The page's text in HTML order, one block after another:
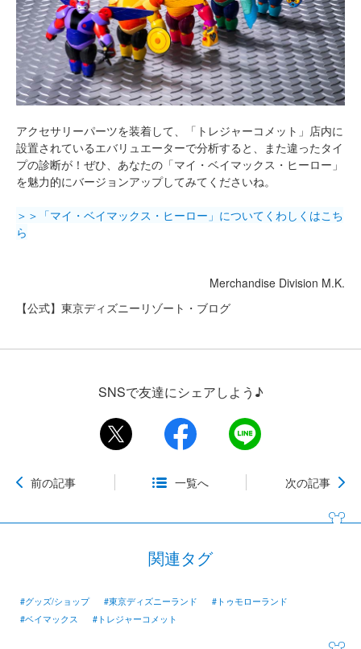
アクセサリーパーツを装着して、「トレジャーコメット」店内に
設置されているエバリュエーターで分析すると、また違ったタイ
プの診断が！ぜひ、あなたの「マイ・ベイマックス・ヒーロー」
を魅力的にバージョンアップしてみてくださいね。
＞＞「マイ・ベイマックス・ヒーロー」についてくわしくはこち
ら
Merchandise Division M.K.
【公式】東京ディズニーリゾート・ブログ
SNSで友達にシェアしよう♪
前の記事 一覧へ 次の記事
関連タグ
#グッズ/ショップ #東京ディズニーランド
#トゥモローランド
#ベイマックス
#トレジャーコメット